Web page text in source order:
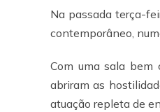
Na passada terça-
contemporâneo,
Com uma sala bem
abriram as
atuação repleta de